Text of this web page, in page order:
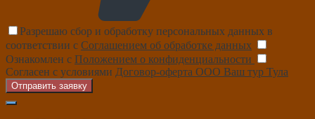
Разрешаю сбор и обработку персональных данных в
соответствии с Соглашением об обработке данных
Ознакомлен с Положением о конфиденциальности
Согласен с условиями Договор-оферта ООО Ваш тур Тула
Отправить заявку